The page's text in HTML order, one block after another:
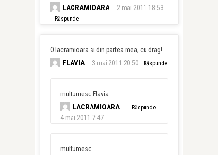
LACRAMIOARA 2 mai 2011 18:53
Răspunde
O lacramioara si din partea mea, cu drag!
FLAVIA 3 mai 2011 20:50 Răspunde
multumesc Flavia
LACRAMIOARA
4 mai 2011 7:47
Răspunde
multumesc